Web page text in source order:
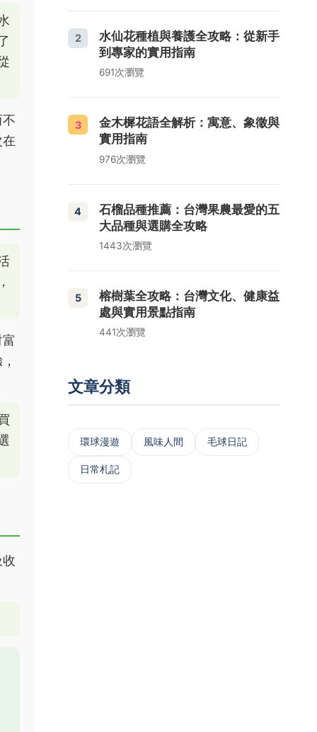
2
水仙花種植與養護全攻略：從新手
到專家的實用指南
691次瀏覽
3
金木樨花語全解析：寓意、象徵與
實用指南
976次瀏覽
4
石榴品種推薦：台灣果農最愛的五
大品種與選購全攻略
1443次瀏覽
5
榕樹葉全攻略：台灣文化、健康益
處與實用景點指南
441次瀏覽
文章分類
‌環球漫遊 風味人間 毛球日記
日常札記